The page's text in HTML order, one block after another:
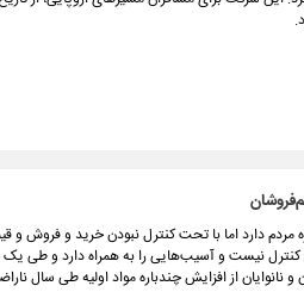
دارد اما با تحت کنترل نبودن خرید و فروش و
نیست و آسیب‌هایی را به همراه دارد و طی یک
از افزایش چندباره مواد اولیه طی سال